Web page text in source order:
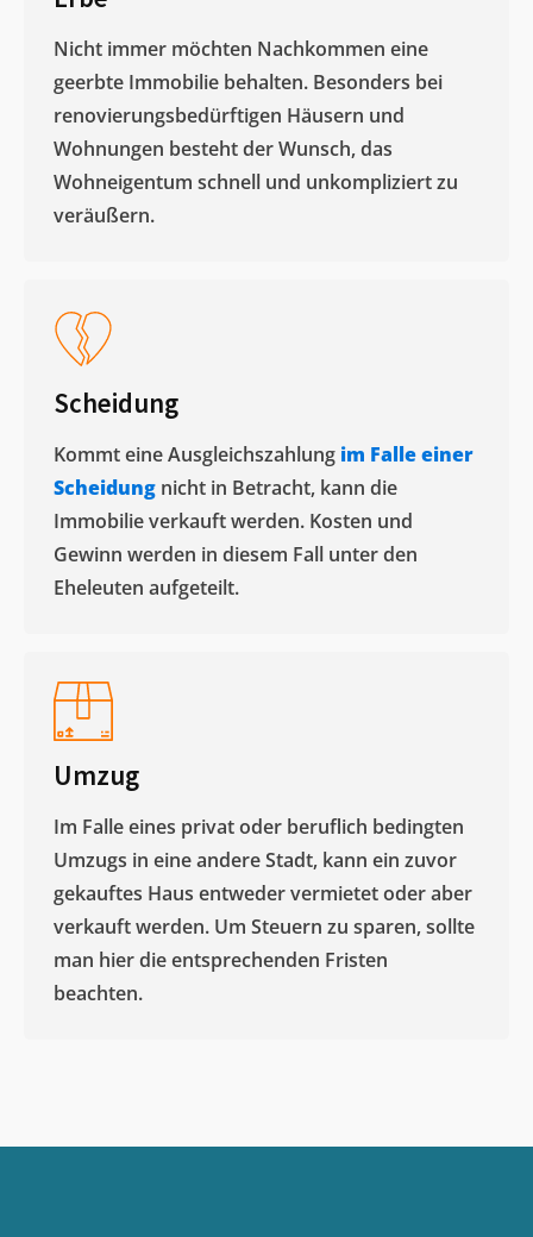
Nicht immer möchten Nachkommen eine
geerbte Immobilie behalten. Besonders bei
renovierungsbedürftigen Häusern und
Wohnungen besteht der Wunsch, das
Wohneigentum schnell und unkompliziert zu
veräußern. ​
Scheidung
Kommt eine Ausgleichszahlung im Falle einer
Scheidung nicht in Betracht, kann die
Immobilie verkauft werden. Kosten und
Gewinn werden in diesem Fall unter den
Eheleuten aufgeteilt.​
Umzug
Im Falle eines privat oder beruflich bedingten
Umzugs in eine andere Stadt, kann ein zuvor
gekauftes Haus entweder vermietet oder aber
verkauft werden. Um Steuern zu sparen, sollte
man hier die entsprechenden Fristen
beachten.